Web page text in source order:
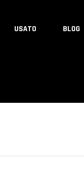
USATO BLOG